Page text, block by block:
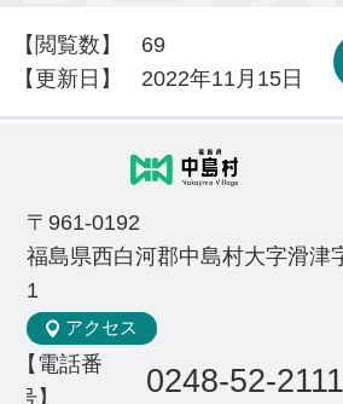
【閲覧数】
69
【更新日】
2022年11月15日
〒961-0192
福島県西白河郡中島村大字滑津
1
アクセス
【電話番
号】
0248-52-2111